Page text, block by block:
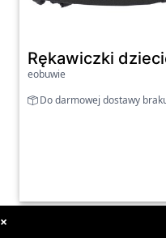
Rękawiczki
eobuwie
Do darmowej dostawy
×